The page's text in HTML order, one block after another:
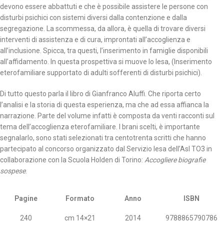
devono essere abbattuti e che è possibile assistere le persone con
disturbi psichici con sistemi diversi dalla contenzione e dalla
segregazione. La scommessa, da allora, è quella di trovare diversi
interventi di assistenza e di cura, improntati all’accoglienza e
all’inclusione. Spicca, tra questi, l’inserimento in famiglie disponibili
all’affidamento. In questa prospettiva si muove lo Iesa, (Inserimento
eterofamiliare supportato di adulti sofferenti di disturbi psichici).
Di tutto questo parla il libro di Gianfranco Aluffi. Che riporta certo
l’analisi e la storia di questa esperienza, ma che ad essa affianca la
narrazione. Parte del volume infatti è composta da venti racconti sul
tema dell’accoglienza eterofamiliare. I brani scelti, è importante
segnalarlo, sono stati selezionati tra centotrenta scritti che hanno
partecipato al concorso organizzato dal Servizio Iesa dell’Asl TO3 in
collaborazione con la Scuola Holden di Torino: Accogliere biografie
sospese.
Pagine
240
Formato
cm 14×21
Anno
2014
ISBN
9788865790786